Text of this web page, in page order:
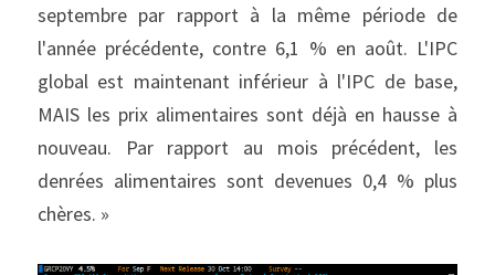
septembre par rapport à la même période de
l'année précédente, contre 6,1 % en août. L'IPC
global est maintenant inférieur à l'IPC de base,
MAIS les prix alimentaires sont déjà en hausse à
nouveau. Par rapport au mois précédent, les
denrées alimentaires sont devenues 0,4 % plus
chères. »